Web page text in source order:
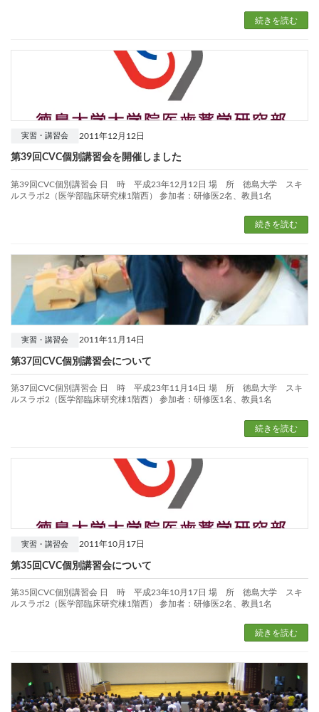
続きを読む
2011年12月12日
実習・講習会
第39回CVC個別講習会を開催しました
第39回CVC個別講習会 日 時 平成23年12月12日 場 所 徳島大学 スキ
ルスラボ2（医学部臨床研究棟1階西） 参加者：研修医2名、教員1名
続きを読む
2011年11月14日
実習・講習会
第37回CVC個別講習会について
第37回CVC個別講習会 日 時 平成23年11月14日 場 所 徳島大学 スキ
ルスラボ2（医学部臨床研究棟1階西） 参加者：研修医1名、教員1名
続きを読む
2011年10月17日
実習・講習会
第35回CVC個別講習会について
第35回CVC個別講習会 日 時 平成23年10月17日 場 所 徳島大学 スキ
ルスラボ2（医学部臨床研究棟1階西） 参加者：研修医2名、教員1名
続きを読む